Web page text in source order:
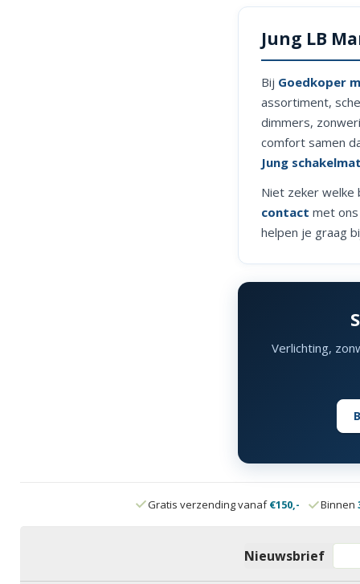
Jung LB
Bij Goedkoper
assortiment,
dimmers,
comfort samen
Jung
Niet zeker welke
contact met
helpen je graag
Verlichting,
Gratis verzending vanaf€150,- Binnen
Nieuwsbrief